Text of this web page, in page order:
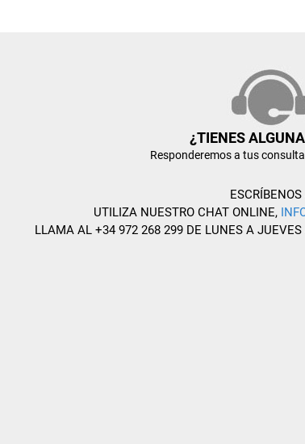
¿TIENES
Responderemos a tus
ESCRÍBENOS
UTILIZA NUESTRO CHAT ONLINE,
LLAMA AL +34 972 268 299 DE LUNES A